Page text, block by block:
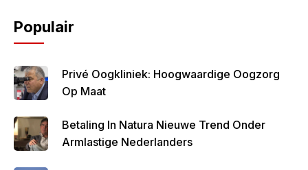
Populair
Privé Oogkliniek: Hoogwaardige Oogzorg
Op Maat
Betaling In Natura Nieuwe Trend Onder
Armlastige Nederlanders